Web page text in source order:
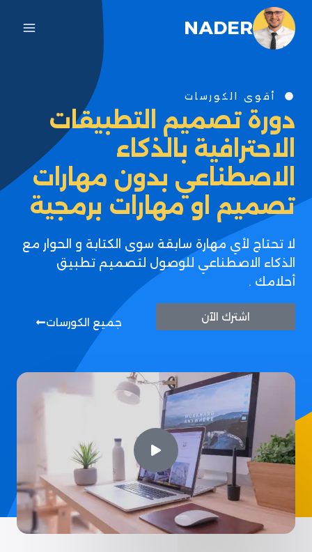
NADER
أقوى الكورسات
دورة تصميم التطبيقات
الاحترافية بالذكاء
الاصطناعي بدون مهارات
تصميم او مهارات برمجية
لا تحتاج لأي مهارة سابقة سوى الكتابة و الحوار مع
الذكاء الاصطناعي للوصول لتصميم تطبيق
أحلامك .
اشترك الآن جميع الكورسات